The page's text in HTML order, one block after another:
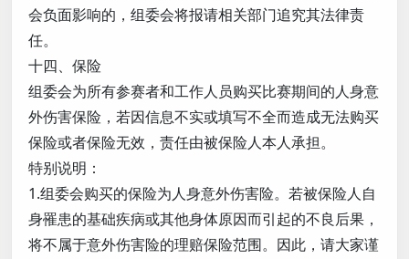
会负面影响的，组委会将报请相关部门追究其法律责
任。
十四、保险
组委会为所有参赛者和工作人员购买比赛期间的人身意
外伤害保险，若因信息不实或填写不全而造成无法购买
保险或者保险无效，责任由被保险人本人承担。
特别说明：
1.组委会购买的保险为人身意外伤害险。若被保险人自
身罹患的基础疾病或其他身体原因而引起的不良后果，
将不属于意外伤害险的理赔保险范围。因此，请大家谨